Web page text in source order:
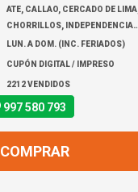
ATE, CALLAO, CERCADO DE LIMA,
CHORRILLOS, INDEPENDENCIA,
LA ...
LUN. A DOM. (INC. FERIADOS)
CUPÓN DIGITAL / IMPRESO
2212 VENDIDOS
997 580 793
COMPRAR